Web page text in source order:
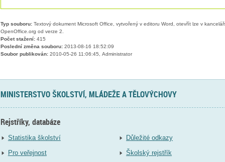
Typ souboru:Textový dokument Microsoft Office, vytvořený v editoru Word, otevřít lze v
OpenOffice.org od verze 2.
Počet stažení:415
Poslední změna souboru:2013-08-16 18:52:09
Soubor publikován:2010-05-26 11:06:45, Administrator
MINISTERSTVO ŠKOLSTVÍ, MLÁDEŽE A TĚLOVÝCHOVY
Rejstříky, databáze
Statistika školství
Pro veřejnost
Důležité odkazy
Školský rejstřík